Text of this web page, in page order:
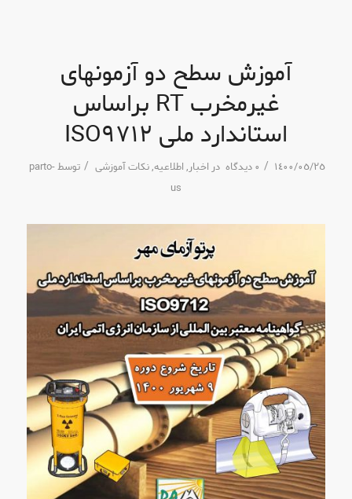
آموزش سطح دو آزمونهای
غیرمخرب RT براساس
استاندارد ملی ISO٩٧١٢
١٤٠٠/٠٥/٢٥ / ٠ دیدگاه دراخبار,اطلاعیه,نکات آموزشی / توسطparto-
us